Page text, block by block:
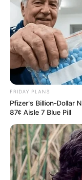
FRIDAY PLANS
Pfizer's Billion-Dollar
87¢ Aisle 7 Blue Pill